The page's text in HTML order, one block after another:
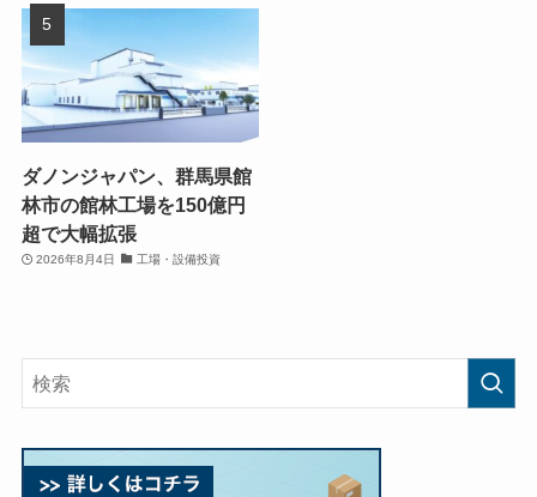
ダノンジャパン、群馬県館
林市の館林工場を150億円
超で大幅拡張
2026年8月4日 工場・設備投資